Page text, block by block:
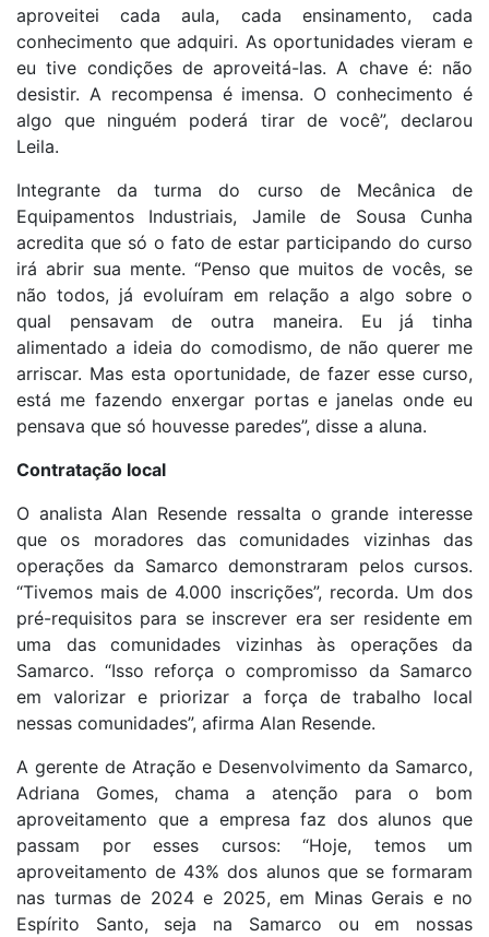
aproveitei cada aula, cada ensinamento, cada
conhecimento que adquiri. As oportunidades vieram e
eu tive condições de aproveitá-las. A chave é: não
desistir. A recompensa é imensa. O conhecimento é
algo que ninguém poderá tirar de você”, declarou
Leila.
Integrante da turma do curso de Mecânica de
Equipamentos Industriais, Jamile de Sousa Cunha
acredita que só o fato de estar participando do curso
irá abrir sua mente. “Penso que muitos de vocês, se
não todos, já evoluíram em relação a algo sobre o
qual pensavam de outra maneira. Eu já tinha
alimentado a ideia do comodismo, de não querer me
arriscar. Mas esta oportunidade, de fazer esse curso,
está me fazendo enxergar portas e janelas onde eu
pensava que só houvesse paredes”, disse a aluna.
Contratação local
O analista Alan Resende ressalta o grande interesse
que os moradores das comunidades vizinhas das
operações da Samarco demonstraram pelos cursos.
“Tivemos mais de 4.000 inscrições”, recorda. Um dos
pré-requisitos para se inscrever era ser residente em
uma das comunidades vizinhas às operações da
Samarco. “Isso reforça o compromisso da Samarco
em valorizar e priorizar a força de trabalho local
nessas comunidades”, afirma Alan Resende.
A gerente de Atração e Desenvolvimento da Samarco,
Adriana Gomes, chama a atenção para o bom
aproveitamento que a empresa faz dos alunos que
passam por esses cursos: “Hoje, temos um
aproveitamento de 43% dos alunos que se formaram
nas turmas de 2024 e 2025, em Minas Gerais e no
Espírito Santo, seja na Samarco ou em nossas